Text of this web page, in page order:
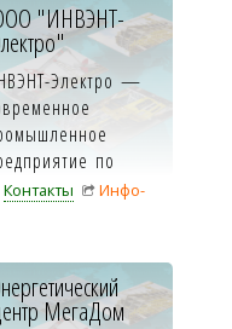
"ИНВЭНТ-
Электро —
по
Контакты
Инфо-
МегаДом